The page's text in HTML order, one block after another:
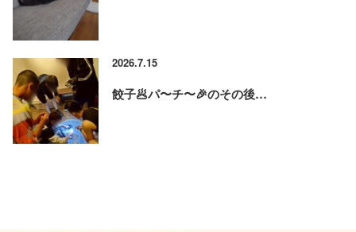
2026.7.15
餃子🥟パ〜チ〜🎉のその後…